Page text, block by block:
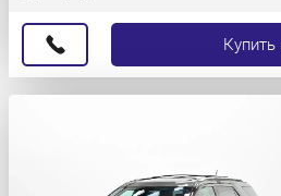
Купить